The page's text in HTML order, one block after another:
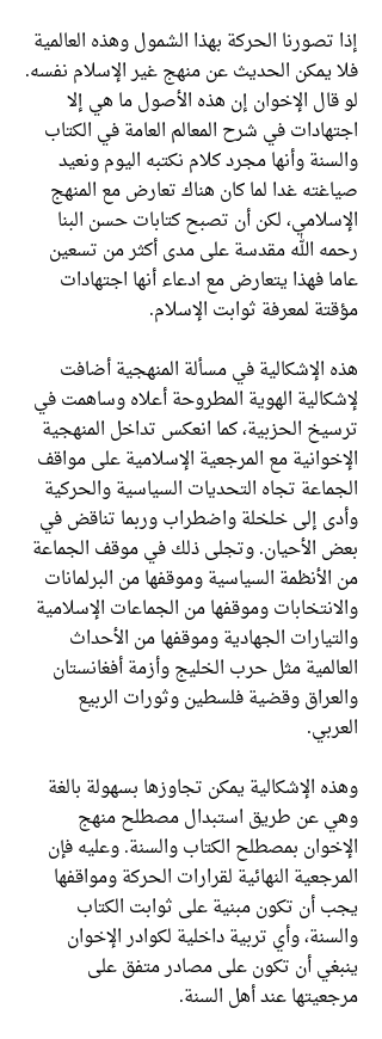
إذا تصورنا الحركة بهذا الشمول وهذه العالمية
فلا يمكن الحديث عن منهج غير الإسلام نفسه.
لو قال الإخوان إن هذه الأصول ما هي إلا
اجتهادات في شرح المعالم العامة في الكتاب
والسنة وأنها مجرد كلام نكتبه اليوم ونعيد
صياغته غدا لما كان هناك تعارض مع المنهج
الإسلامي، لكن أن تصبح كتابات حسن البنا
رحمه الله مقدسة على مدى أكثر من تسعين
عاما فهذا يتعارض مع ادعاء أنها اجتهادات
مؤقتة لمعرفة ثوابت الإسلام.
هذه الإشكالية في مسألة المنهجية أضافت
لإشكالية الهوية المطروحة أعلاه وساهمت في
ترسيخ الحزبية، كما انعكس تداخل المنهجية
الإخوانية مع المرجعية الإسلامية على مواقف
الجماعة تجاه التحديات السياسية والحركية
وأدى إلى خلخلة واضطراب وربما تناقض في
بعض الأحيان. وتجلى ذلك في موقف الجماعة
من الأنظمة السياسية وموقفها من البرلمانات
والانتخابات وموقفها من الجماعات الإسلامية
والتيارات الجهادية وموقفها من الأحداث
العالمية مثل حرب الخليج وأزمة أفغانستان
والعراق وقضية فلسطين وثورات الربيع
العربي.
وهذه الإشكالية يمكن تجاوزها بسهولة بالغة
وهي عن طريق استبدال مصطلح منهج
الإخوان بمصطلح الكتاب والسنة. وعليه فإن
المرجعية النهائية لقرارات الحركة ومواقفها
يجب أن تكون مبنية على ثوابت الكتاب
والسنة، وأي تربية داخلية لكوادر الإخوان
ينبغي أن تكون على مصادر متفق على
مرجعيتها عند أهل السنة.